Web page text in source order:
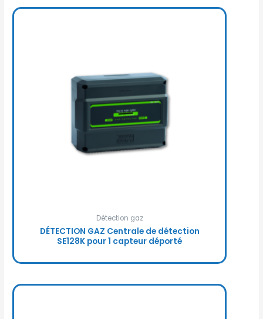
Détection gaz
DÉTECTION GAZ Centrale de détection
SE128K pour 1 capteur déporté